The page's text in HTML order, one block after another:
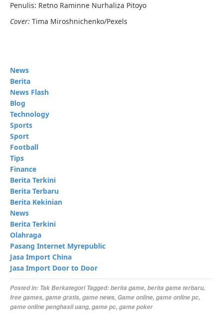
Penulis: Retno Raminne Nurhaliza Pitoyo
Cover: Tima Miroshnichenko/Pexels
News
Berita
News Flash
Blog
Technology
Sports
Sport
Football
Tips
Finance
Berita Terkini
Berita Terbaru
Berita Kekinian
News
Berita Terkini
Olahraga
Pasang Internet Myrepublic
Jasa Import China
Jasa Import Door to Door
Posted in: Tak Berkategori Tagged:berita game,berita game terbaru,
free games,game gratis,game news, Game online,game online pc,
game online penghasil uang,game pc,game poker